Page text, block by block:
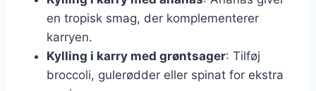
en tropisk smag, der komplementerer
karryen.
Kylling i karry med grøntsager: Tilføj
broccoli, gulerødder eller spinat for ekstra